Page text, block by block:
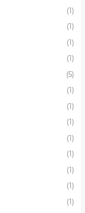
(1)
(1)
(1)
(1)
(5)
(1)
(1)
(1)
(1)
(1)
(1)
(1)
(1)